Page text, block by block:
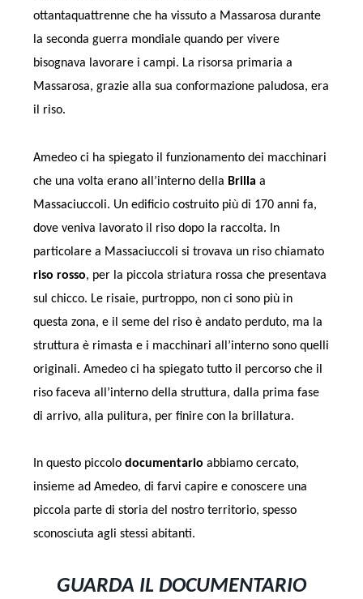
ottantaquattrenne che ha vissuto a Massarosa durante
la seconda guerra mondiale quando per vivere
bisognava lavorare i campi. La risorsa primaria a
Massarosa, grazie alla sua conformazione paludosa, era
il riso.
Amedeo ci ha spiegato il funzionamento dei macchinari
che una volta erano all’interno della Brilla a
Massaciuccoli. Un edificio costruito più di 170 anni fa,
dove veniva lavorato il riso dopo la raccolta. In
particolare a Massaciuccoli si trovava un riso chiamato
riso rosso, per la piccola striatura rossa che presentava
sul chicco. Le risaie, purtroppo, non ci sono più in
questa zona, e il seme del riso è andato perduto, ma la
struttura è rimasta e i macchinari all’interno sono quelli
originali. Amedeo ci ha spiegato tutto il percorso che il
riso faceva all’interno della struttura, dalla prima fase
di arrivo, alla pulitura, per finire con la brillatura.
In questo piccolo documentario abbiamo cercato,
insieme ad Amedeo, di farvi capire e conoscere una
piccola parte di storia del nostro territorio, spesso
sconosciuta agli stessi abitanti.
GUARDA IL DOCUMENTARIO